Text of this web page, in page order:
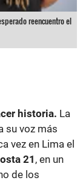
reencuentro el
historia. La
su voz más
vez en Lima el
21, en un
de los